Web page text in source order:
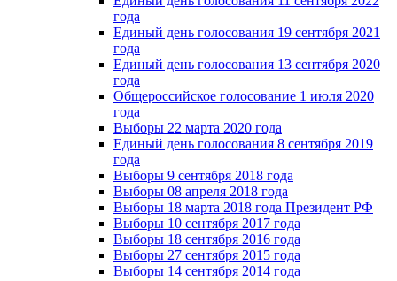
года
Единый день голосования 19 сентября 2021
года
Единый день голосования 13 сентября 2020
года
Общероссийское голосование 1 июля 2020
года
Выборы 22 марта 2020 года
Единый день голосования 8 сентября 2019
года
Выборы 9 сентября 2018 года
Выборы 08 апреля 2018 года
Выборы 18 марта 2018 года Президент РФ
Выборы 10 сентября 2017 года
Выборы 18 сентября 2016 года
Выборы 27 сентября 2015 года
Выборы 14 сентября 2014 года